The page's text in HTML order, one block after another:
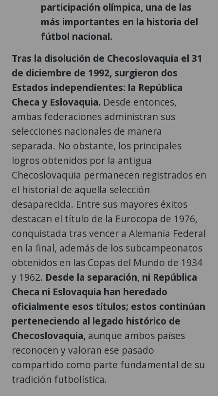
participación olímpica, una de las
más importantes en la historia del
fútbol nacional.
Tras la disolución de Checoslovaquia el 31
de diciembre de 1992, surgieron dos
Estados independientes: la República
Checa y Eslovaquia. Desde entonces,
ambas federaciones administran sus
selecciones nacionales de manera
separada. No obstante, los principales
logros obtenidos por la antigua
Checoslovaquia permanecen registrados en
el historial de aquella selección
desaparecida. Entre sus mayores éxitos
destacan el título de la Eurocopa de 1976,
conquistada tras vencer a Alemania Federal
en la final, además de los subcampeonatos
obtenidos en las Copas del Mundo de 1934
y 1962. Desde la separación, ni República
Checa ni Eslovaquia han heredado
oficialmente esos títulos; estos continúan
perteneciendo al legado histórico de
Checoslovaquia, aunque ambos países
reconocen y valoran ese pasado
compartido como parte fundamental de su
tradición futbolística.